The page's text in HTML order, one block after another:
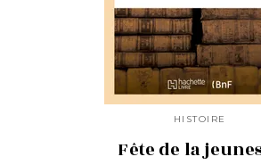
HISTOIRE
Fête de la